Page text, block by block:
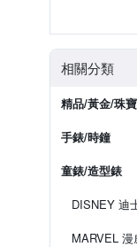
相關分類
精品/黃金/珠
手錶/時鐘
童錶/造型錶
DISNEY 迪
MARVEL 漫